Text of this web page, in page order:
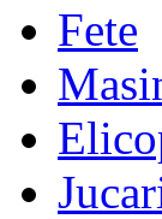
Fete